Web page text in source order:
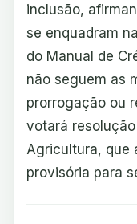
inclusão,
se enquadram
do Manual de
não seguem as
prorrogação ou
votará
Agricultura, que
provisória para